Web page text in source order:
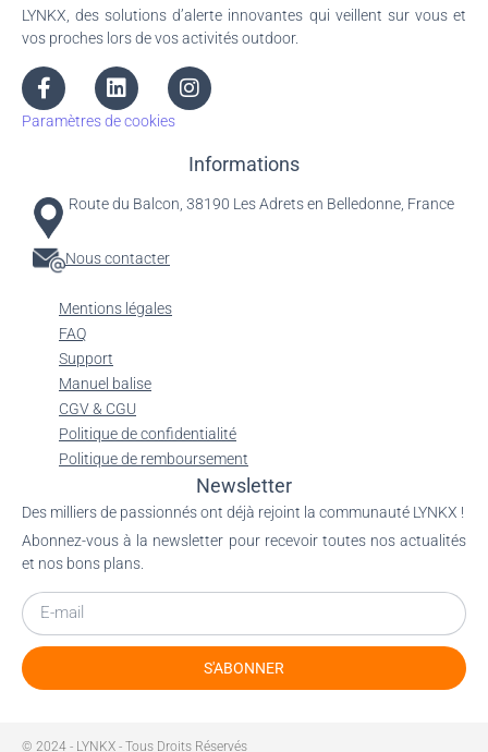
LYNKX, des solutions d’alerte innovantes qui veillent sur vous et
vos proches lors de vos activités outdoor.
Paramètres de cookies
Informations
Route du Balcon, 38190 Les Adrets en Belledonne, France
Nous contacter
Mentions légales
FAQ
Support
Manuel balise
CGV & CGU
Politique de confidentialité
Politique de remboursement
Newsletter
Des milliers de passionnés ont déjà rejoint la communauté LYNKX !
Abonnez-vous à la newsletter pour recevoir toutes nos actualités
et nos bons plans.
S'ABONNER
© 2024 - LYNKX - Tous Droits Réservés